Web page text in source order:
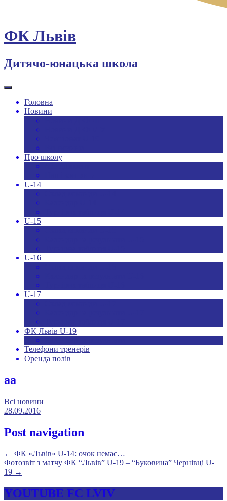
ФК Львів
Дитячо-юнацька школа
Головна
Новини
Про школу
U-14
U-15
U-16
U-17
ФК Львів U-19
Телефони тренерів
Оренда полів
аа
Всі новини
28.09.2016
Post navigation
← ФК «Львів» U-14: очок немає…
Фотозвіт з матчу ФК “Львів” U-19 – “Буковина” Чернівці U-
19 →
YOUTUBE FC LVIV